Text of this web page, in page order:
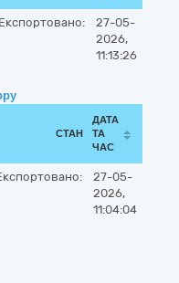
Експортовано:
27-05-
2026,
11:13:26
СТАН
ДАТА
ТА
ЧАС
27-05-
2026,
11:04:04